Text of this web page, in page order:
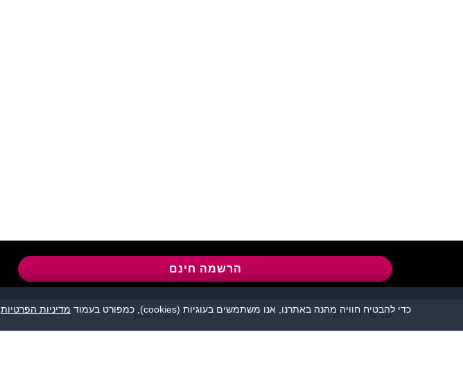
הרשמה חינם04-8558924
פרטי האתר מידע ותוכןכדי להבטיח חוויה מהנה באתרנו, אנו משתמשים בעוגיות (cookies), כמפורט בעמוד מדיניות הפרטיות